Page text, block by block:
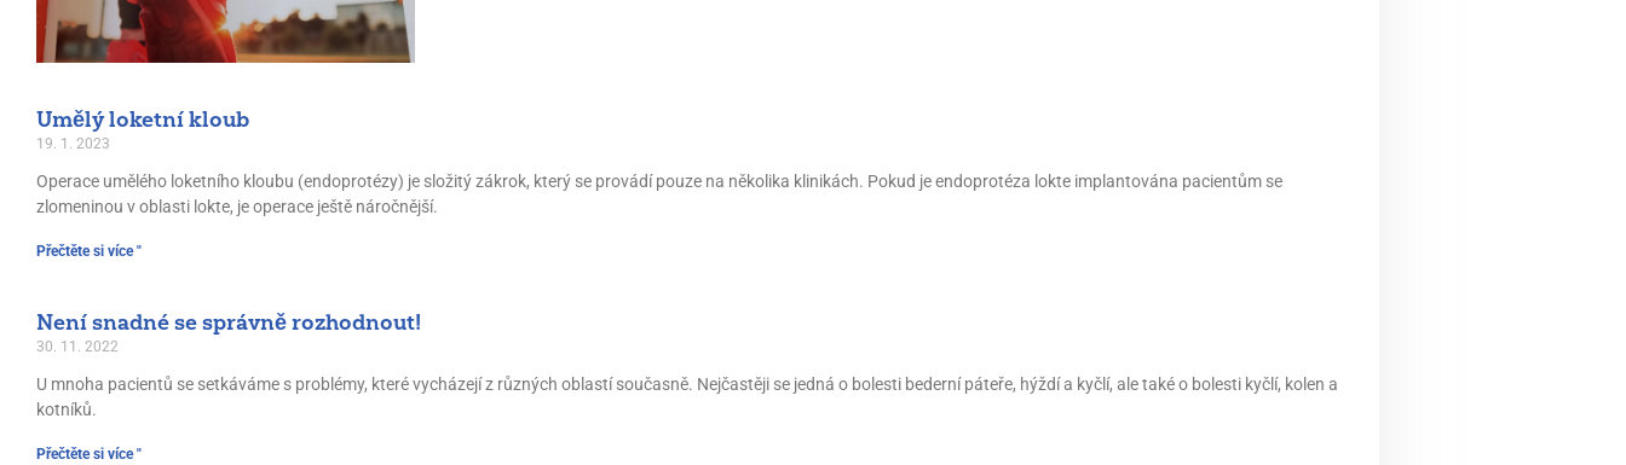
Umělý loketní kloub
19. 1. 2023
Operace umělého loketního kloubu (endoprotézy) je složitý zákrok, který se provádí pouze na několika klinikách. Pokud je endoprotéza lokte implantována pacientům se
zlomeninou v oblasti lokte, je operace ještě náročnější.
Přečtěte si více "
Není snadné se správně rozhodnout!
30. 11. 2022
U mnoha pacientů se setkáváme s problémy, které vycházejí z různých oblastí současně. Nejčastěji se jedná o bolesti bederní páteře, hýždí a kyčlí, ale také o bolesti kyčlí, kolen a
kotníků.
Přečtěte si více "